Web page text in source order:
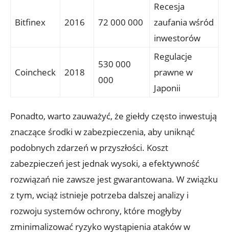
Bitfinex 2016 72 000 000
Recesja
⁣zaufania wśród
inwestorów
Coincheck 2018
530‍ 000
000
Regulacje⁢
prawne w
⁢Japonii
Ponadto, warto zauważyć,⁤ że ⁢giełdy często inwestują
znaczące ​środki ⁤w zabezpieczenia, aby uniknąć
podobnych zdarzeń ⁤w‌ przyszłości. Koszt
zabezpieczeń jest jednak wysoki,‌ a efektywność
⁣rozwiązań nie zawsze‌ jest‍ gwarantowana. W związku
z tym, wciąż istnieje ‌potrzeba dalszej analizy i
rozwoju systemów ochrony, które⁣ mogłyby
zminimalizować ‍ryzyko wystąpienia⁤ ataków w